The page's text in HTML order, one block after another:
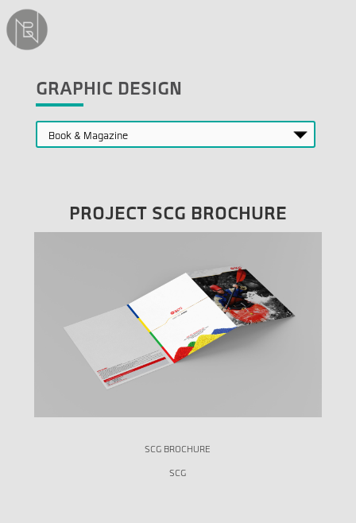
GRAPHIC DESIGN
PROJECT SCG BROCHURE
SCG BROCHURE
SCG